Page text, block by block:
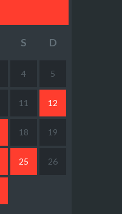
S D
4 5
11 12
18 19
25 26